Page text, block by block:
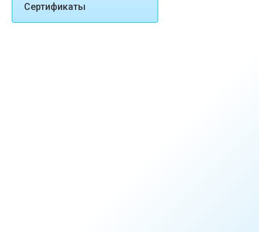
Сертификаты